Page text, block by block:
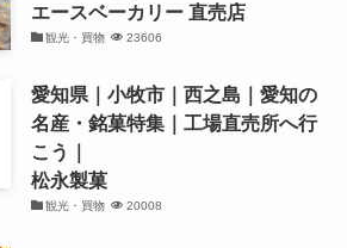
エースベーカリー 直売店
観光・買物 23606
愛知県｜小牧市｜西之島｜愛知の
名産・銘菓特集｜工場直売所へ行
こう｜
松永製菓
観光・買物 20008